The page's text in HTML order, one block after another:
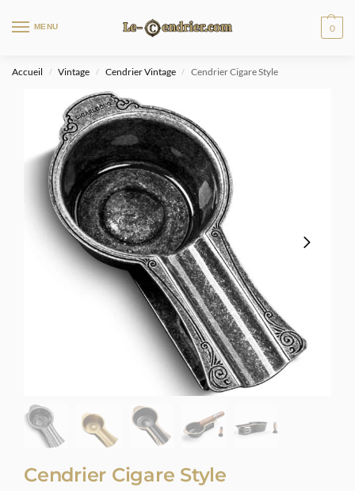
MENU 0
Accueil / Vintage / Cendrier Vintage / Cendrier Cigare Style
Cendrier Cigare Style